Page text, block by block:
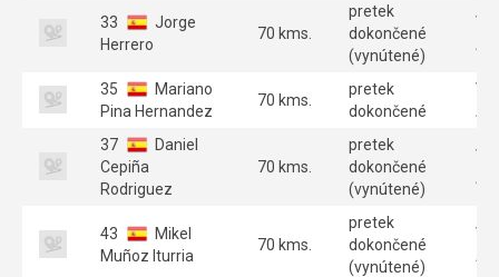
33
Jorge
Herrero
70 kms.
pretek
dokončené
(vynútené)
A
35
Mariano
Pina Hernandez
70 kms.
pretek
dokončené
A
37
Daniel
Cepiña
Rodriguez
70 kms.
pretek
dokončené
(vynútené)
A
43
Mikel
Muñoz Iturria
70 kms.
pretek
dokončené
(vynútené)
A